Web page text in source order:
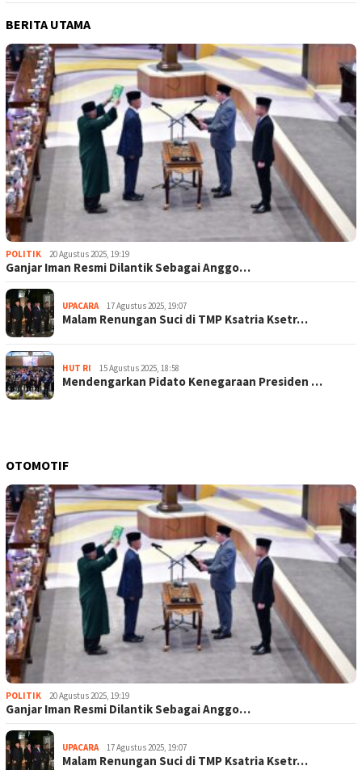
BERITA UTAMA
POLITIK 20 Agustus 2025, 19:19
Ganjar Iman Resmi Dilantik Sebagai Anggo…
UPACARA 17 Agustus 2025, 19:07
Malam Renungan Suci di TMP Ksatria Ksetr…
HUT RI 15 Agustus 2025, 18:58
Mendengarkan Pidato Kenegaraan Presiden …
OTOMOTIF
POLITIK 20 Agustus 2025, 19:19
Ganjar Iman Resmi Dilantik Sebagai Anggo…
UPACARA 17 Agustus 2025, 19:07
Malam Renungan Suci di TMP Ksatria Ksetr…